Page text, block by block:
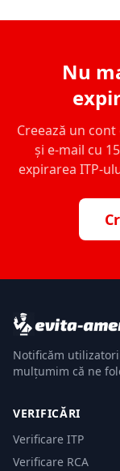
Nu
Creează un
și e-mail cu
expirarea ITP-
Notificăm
mulțumim că ne
VERIFICĂRI
Verificare ITP
Verificare RCA